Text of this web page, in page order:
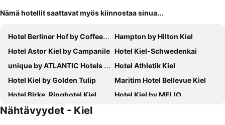
Nämä hotellit saattavat myös kiinnostaa sinua...
Hotel Berliner Hof by Coffee Fellows Hotels
Hampton by Hilton Kiel
Hotel Astor Kiel by Campanile Hotel Kiel-Schwedenkai
unique by ATLANTIC Hotels Kiel
Hotel Athletik Kiel
Hotel Kiel by Golden Tulip
Maritim Hotel Bellevue Kiel
Hotel Birke, Ringhotel Kiel
Hotel Kiel by MELIO
SlowDown Bottsand Hotel und Spa
Nähtävyydet - Kiel